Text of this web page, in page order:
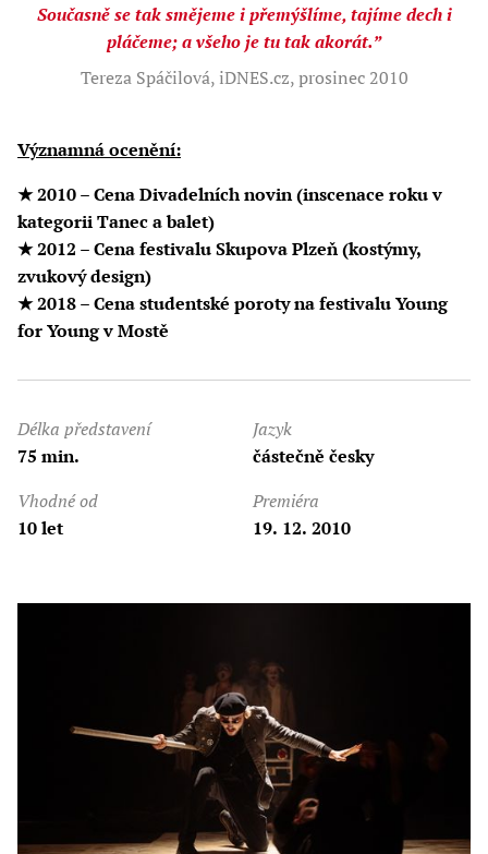
Současně se tak smějeme i přemýšlíme, tajíme dech i
pláčeme; a všeho je tu tak akorát.”
Tereza Spáčilová, iDNES.cz, prosinec 2010
Významná ocenění:
★ 2010 – Cena Divadelních novin (inscenace roku v
kategorii Tanec a balet)
★2012 – Cena festivalu Skupova Plzeň (kostýmy,
zvukový design)
★2018 – Cena studentské poroty na festivalu Young
for Young v Mostě
Délka představení
75 min.
Vhodné od
10 let
Jazyk
částečně česky
Premiéra
19. 12. 2010